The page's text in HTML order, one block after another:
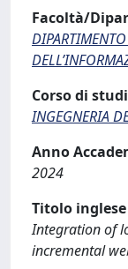
Facoltà/
Corso di
INGEGNERIA
Anno
2024
Titolo inglese
Integration of
incremental